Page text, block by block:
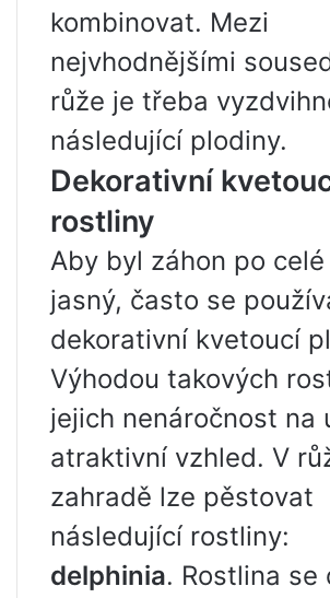
kombinovat. Mezi
nejvhodnějšími
růže je třeba
následující plodiny.
Dekorativní
rostliny
Aby byl záhon po
jasný, často se
dekorativní kvetoucí
Výhodou takových
jejich nenáročnost na
atraktivní vzhled. V
zahradě lze pěstovat
následující rostliny:
delphinia. Rostlina se